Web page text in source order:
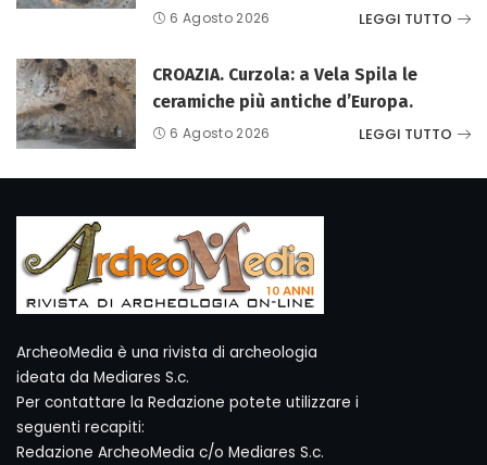
6 Agosto 2026 LEGGI TUTTO
CROAZIA. Curzola: a Vela Spila le
ceramiche più antiche d’Europa.
6 Agosto 2026 LEGGI TUTTO
ArcheoMedia è una rivista di archeologia
ideata da Mediares S.c.
Per contattare la Redazione potete utilizzare i
seguenti recapiti:
Redazione ArcheoMedia c/o Mediares S.c.